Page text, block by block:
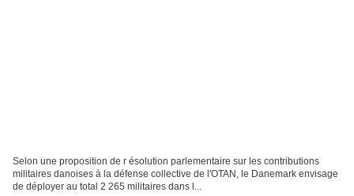
Selon une proposition de r ésolution parlementaire sur les contributions
militaires danoises à la défense collective de l'OTAN, le Danemark envisage
de déployer au total 2 265 militaires dans l...